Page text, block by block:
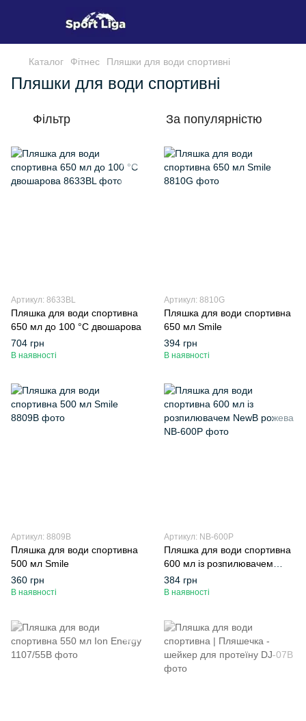
Каталог Фітнес Пляшки для води спортивні
Пляшки для води спортивні
Фільтр За популярністю
Артикул: 8633BL
Пляшка для води спортивна
650 мл до 100 °C двошарова
704 грн
В наявності
Артикул: 8810G
Пляшка для води спортивна
650 мл Smile
394 грн
В наявності
Артикул: 8809B
Пляшка для води спортивна
500 мл Smile
360 грн
В наявності
Артикул: NB-600P
Пляшка для води спортивна
600 мл із розпилювачем
NewB рожева
384 грн
В наявності